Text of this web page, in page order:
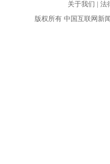
关于我们 | 法
版权所有 中国互联网新